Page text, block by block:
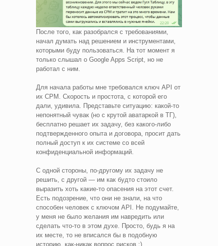
После того, как разобрался с требованиями,
начал думать над решением и инструментами,
которыми буду пользоваться. На тот момент я
только слышал о Google Apps Script, но не
работал с ним.
Для начала работы мне требовался ключ API от
их СРМ. Скорость и простота, с которой его
дали, удивила. Представьте ситуацию: какой-то
непонятный чувак (но с крутой аватаркой в ТГ),
бесплатно решает их задачу, без какого-либо
подтвержденного опыта и договора, просит дать
полный доступ к их системе со всей
конфиденциальной информаций.
С одной стороны, по-другому их задачу не
решить, с другой — им как будто стоило
выразить хоть какие-то опасения на этот счет.
Есть подозрение, что они не знали, на что
способен человек с ключом API. Не подумайте,
у меня не было желания им навредить или
сделать что-то в этом духе. Просто, будь я на
их месте, то не вписался бы в подобную
историю, как-никак вопрос рисков :)